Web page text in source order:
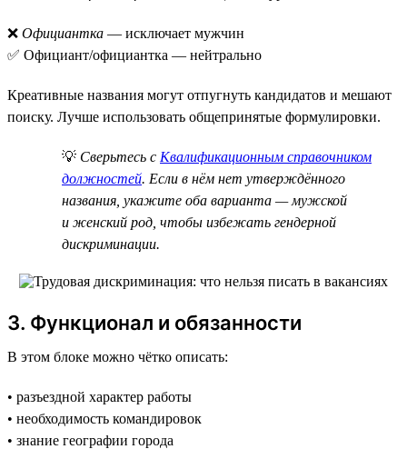
❌ Официантка — исключает мужчин
✅ Официант/официантка — нейтрально
Креативные названия могут отпугнуть кандидатов и мешают
поиску. Лучше использовать общепринятые формулировки.
💡 Сверьтесь с Квалификационным справочником
должностей. Если в нём нет утверждённого
названия, укажите оба варианта — мужской
и женский род, чтобы избежать гендерной
дискриминации.
3. Функционал и обязанности
В этом блоке можно чётко описать:
• разъездной характер работы
• необходимость командировок
• знание географии города